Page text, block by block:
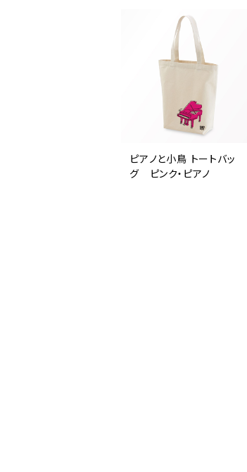
ピアノと小鳥 トートバッ
グ ピンク・ピアノ